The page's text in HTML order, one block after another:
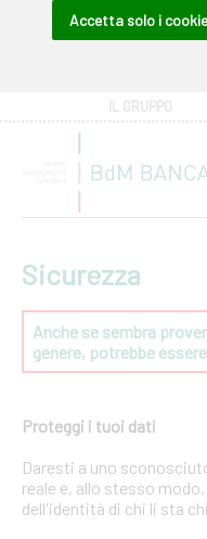
IL GRUPPO
Sicurezza
Anche se sembra
genere, potrebbe
Proteggi i tuoi dati
Daresti a uno
reale e, allo stesso
dell'identità di chi li sta